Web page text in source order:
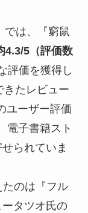
では、『窮鼠
4.3/5（評価数
評価を獲得し
きたレビュー
ユーザー評価
電子書籍スト
られていま
のは『フル
タツオ氏の